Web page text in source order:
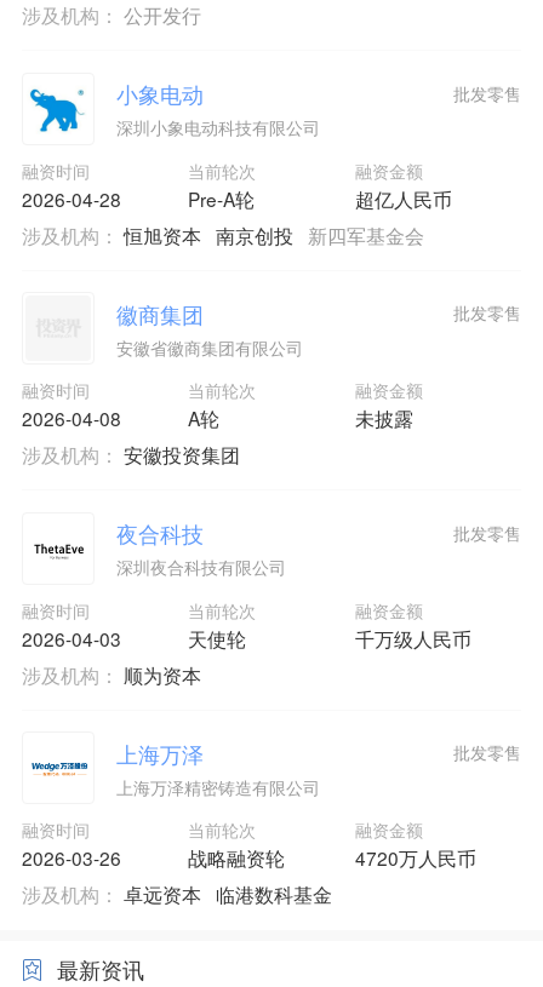
涉及机构： 公开发行
小象电动
深圳小象电动科技有限公司
融资时间
2026-04-28
当前轮次
Pre-A轮
融资金额
超亿人民币
批发零售
涉及机构：恒旭资本 南京创投 新四军基金会
徽商集团
安徽省徽商集团有限公司
融资时间
2026-04-08
当前轮次
A轮
融资金额
未披露
批发零售
涉及机构： 安徽投资集团
夜合科技
深圳夜合科技有限公司
融资时间
2026-04-03
当前轮次
天使轮
融资金额
千万级人民币
批发零售
涉及机构： 顺为资本
上海万泽
上海万泽精密铸造有限公司
融资时间
2026-03-26
当前轮次
战略融资轮
融资金额
4720万人民币
批发零售
涉及机构： 卓远资本 临港数科基金
最新资讯